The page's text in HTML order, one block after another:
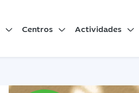
Centros Actividades